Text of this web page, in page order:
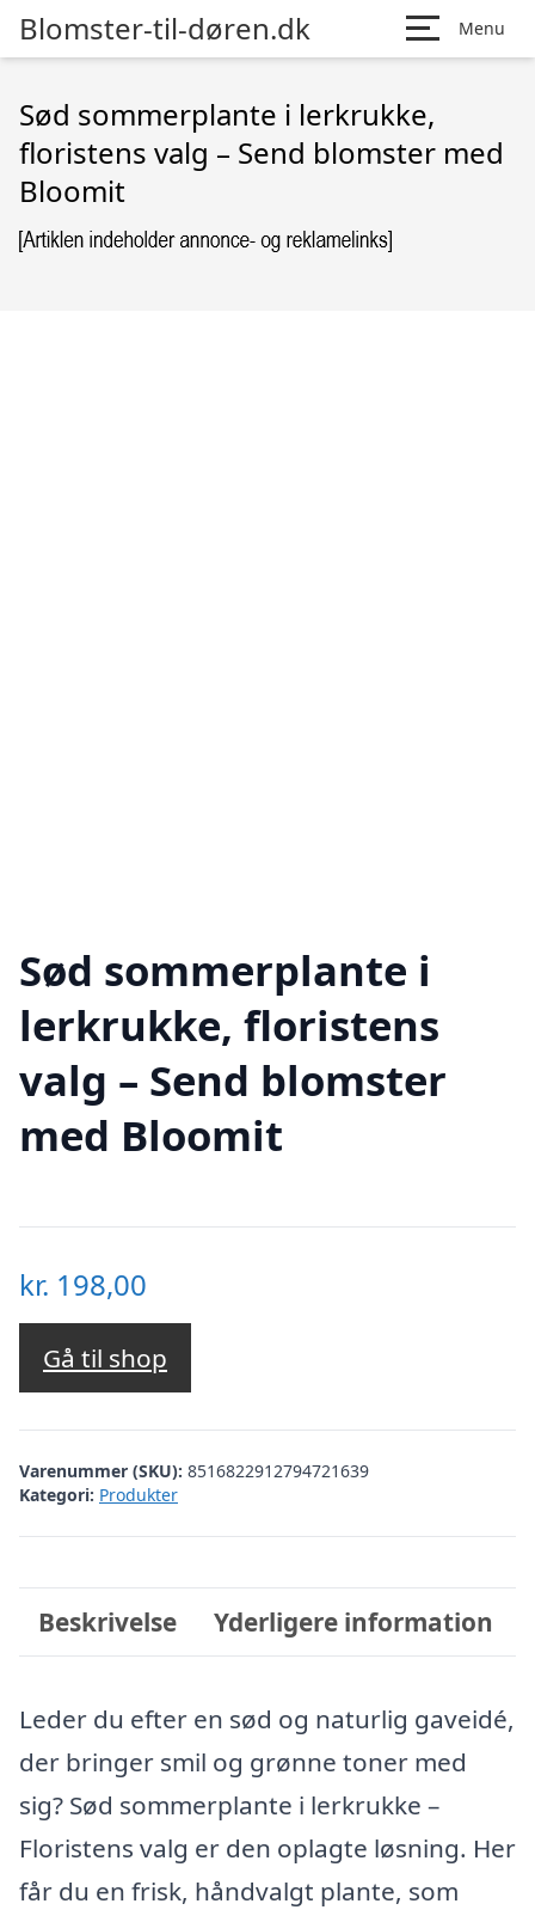
Blomster-til-døren.dk Menu
Sød sommerplante i lerkrukke,
floristens valg – Send blomster med
Bloomit
Sød sommerplante i
lerkrukke, floristens
valg – Send blomster
med Bloomit
kr. 198,00
Gå til shop
Varenummer (SKU): 8516822912794721639
Kategori: Produkter
Beskrivelse Yderligere information
Leder du efter en sød og naturlig gaveidé,
der bringer smil og grønne toner med
sig? Sød sommerplante i lerkrukke –
Floristens valg er den oplagte løsning. Her
får du en frisk, håndvalgt plante, som